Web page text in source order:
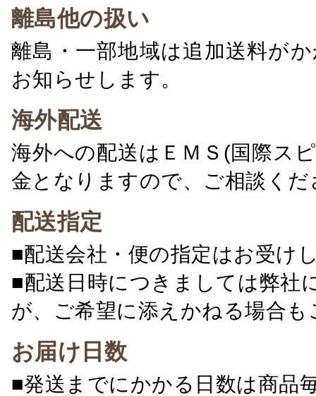
離島他の扱い
離島・一部地域は追加送料が
お知らせします。
海外配送
海外への配送はＥＭＳ(国際ス
金となりますので、ご相談くだ
配送指定
■配送会社・便の指定はお受け
■配送日時につきましては弊社
が、ご希望に添えかねる場合
お届け日数
■発送までにかかる日数は商品